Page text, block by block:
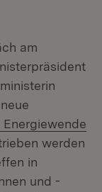
am
Extern:
Energiewende
werden
in
und -